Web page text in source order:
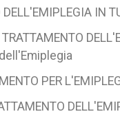
IN
TRATTAMENTO
PER